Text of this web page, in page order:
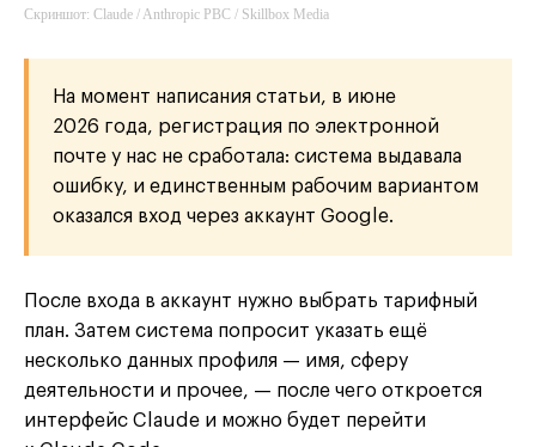
Скриншот: Claude / Anthropic PBC / Skillbox Media
На момент написания статьи, в июне
2026 года, регистрация по электронной
почте у нас не сработала: система выдавала
ошибку, и единственным рабочим вариантом
оказался вход через аккаунт Google.
После входа в аккаунт нужно выбрать тарифный
план. Затем система попросит указать ещё
несколько данных профиля — имя, сферу
деятельности и прочее, — после чего откроется
интерфейс Claude и можно будет перейти